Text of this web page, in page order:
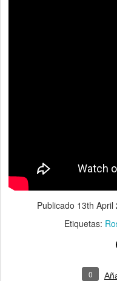
Publicado 13th April
Etiquetas:
0